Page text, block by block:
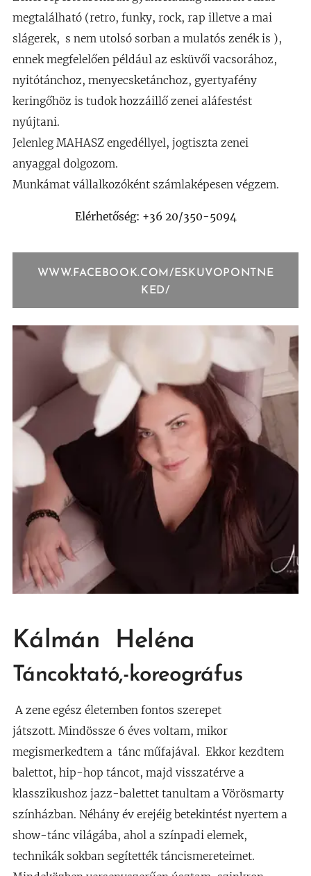
megtalálható (retro, funky, rock, rap illetve a mai
slágerek, s nem utolsó sorban a mulatós zenék is ),
ennek megfelelően például az esküvői vacsorához,
nyitótánchoz, menyecsketánchoz, gyertyafény
keringőhöz is tudok hozzáillő zenei aláfestést
nyújtani.
Jelenleg MAHASZ engedéllyel, jogtiszta zenei
anyaggal dolgozom.
Munkámat vállalkozóként számlaképesen végzem.
Elérhetőség: +36 20/350-5094
WWW.FACEBOOK.COM/ESKUVOPONTNE
KED/
Kálmán Heléna
Táncoktató,-koreográfus
A zene egész életemben fontos szerepet
játszott. Mindössze 6 éves voltam, mikor
megismerkedtem a tánc műfajával. Ekkor kezdtem
balettot, hip-hop táncot, majd visszatérve a
klasszikushoz jazz-balettet tanultam a Vörösmarty
színházban. Néhány év erejéig betekintést nyertem a
show-tánc világába, ahol a színpadi elemek,
technikák sokban segítették táncismereteimet.